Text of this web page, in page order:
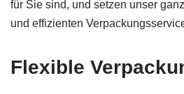
für Sie sind, und setzen unser
und effizienten
Flexible